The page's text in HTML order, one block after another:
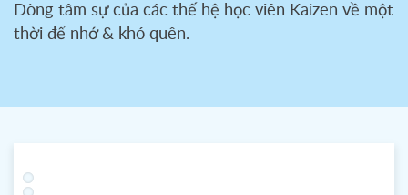
Dòng tâm sự của các thế hệ học viên Kaizen về một
thời để nhớ & khó quên.